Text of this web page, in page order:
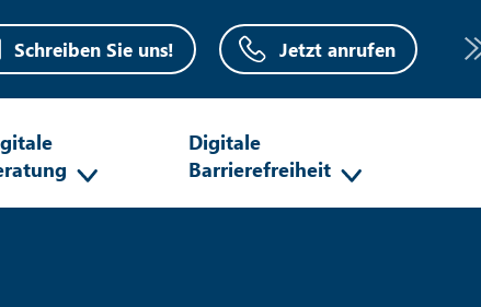
Schreiben Sie uns! Jetzt anrufen
Digitale
Barrierefreiheit